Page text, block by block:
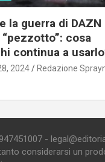
la guerra di DAZN
cosa
continua a
2024 Redazione
-
considerarsi un